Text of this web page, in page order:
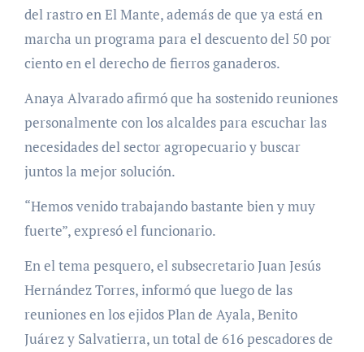
del rastro en El Mante, además de que ya está en
marcha un programa para el descuento del 50 por
ciento en el derecho de fierros ganaderos.
Anaya Alvarado afirmó que ha sostenido reuniones
personalmente con los alcaldes para escuchar las
necesidades del sector agropecuario y buscar
juntos la mejor solución.
“Hemos venido trabajando bastante bien y muy
fuerte”, expresó el funcionario.
En el tema pesquero, el subsecretario Juan Jesús
Hernández Torres, informó que luego de las
reuniones en los ejidos Plan de Ayala, Benito
Juárez y Salvatierra, un total de 616 pescadores de